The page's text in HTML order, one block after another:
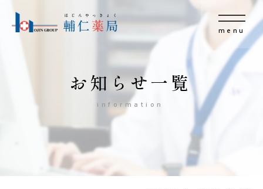
menu
お知らせ一覧
information